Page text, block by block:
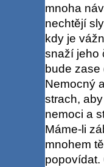
mnoha
nechtějí
kdy je
snaží jeho
bude zase
Nemocný
strach,
nemoci a
Máme-li
mnohem
popovídat.